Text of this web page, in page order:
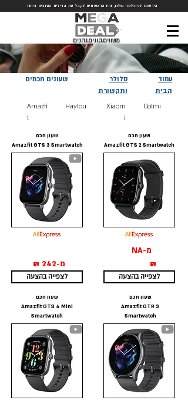
הירשמו לניוזלטר שלנו, והיו הראשונים לקבל את הדילים הטובים ביותר
משווים.קונים.נהנים
שעונים חכמים
סלולר
ותקשורת
עמוד
הבית
Amazfi
t
Haylou
Xiaom
i
Colmi
שעון חכם
Amazfit GTS 3 Smartwatch
מ-242 ₪
לצפייה בהצעה
שעון חכם
Amazfit GTS 4 Mini
Smartwatch
שעון חכם
Amazfit GTS 2 Smartwatch
מ-NA
₪
לצפייה בהצעה
שעון חכם
Amazfit GTR 3
Smartwatch